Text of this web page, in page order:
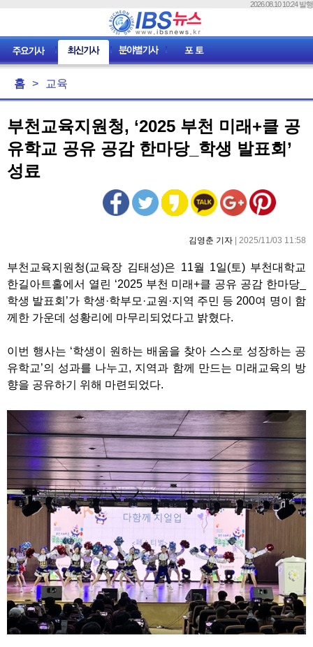
2026.08.10 10:24 발행
홈 > 교육
부천교육지원청, ‘2025 부천 미래+클 공
유학교 공유 공감 한마당_학생 발표회’
성료
김영춘 기자 | 2025/11/03 11:58
부천교육지원청(교육장 김태성)은 11월 1일(토) 부천대학교
한길아트홀에서 열린 ‘2025 부천 미래+클 공유 공감 한마당_
학생 발표회’가 학생·학부모·교원·지역 주민 등 200여 명이 함
께한 가운데 성황리에 마무리되었다고 밝혔다.
이번 행사는 ‘학생이 원하는 배움을 찾아 스스로 성장하는 공
유학교’의 성과를 나누고, 지역과 함께 만드는 미래교육의 방
향을 공유하기 위해 마련되었다.